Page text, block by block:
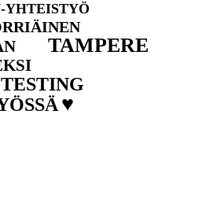
YHTEISTYÖ
TAMPERE
♥